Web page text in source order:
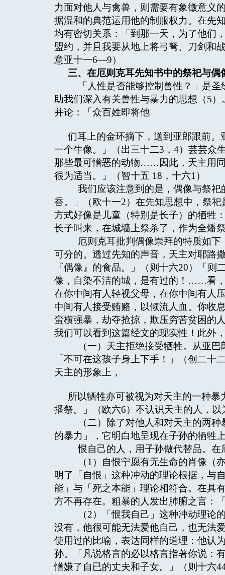
力面对他人与禽兽，则需要有象徵意义
据温和的典范运用他的制服权力。在先
均有密切关系：「到那一天，为了他们
盟约，并且我要从地上将弓弩、刀剑和
意亚十一6—9）
三、在厄则克耳先知书中的祭祀与偶
「人性是否能够控制兽性？」是圣
助我们深入有关兽性与暴力的思想（5
并论：「众百姓即将他
们耳上的金环摘下，送到亚郎跟前
一个牛像。」（出三十二3，4）芸芸众
那些最可憎恶的动物……因此，天主用
很为适当。」（智十五 18，十六1）
我们应该注意到的是，偶像与祭祀
香。」（欧十一2）在先知思想中，祭
方式好像是儿童（特别是长子）的牺牲
长子叫来，在城墙上祭杀了，作为全燔
厄则克耳批判偶像崇拜的特质如下
可分的。透过先知的声音，天主对耶路
『偶像』的食品。」（则十六20）「
像，自染不洁的城，是有过的！……看
在你中间有人轻视父母，在你中间有
中间有人接受贿赂，以倾流人血。你
蛮横强暴，劫夺抢掠，欺压穷苦贫困的
我们可以看到这篇经文的现实性！此外
（一）天主拒绝接受牺牲。从亚巴
「不可在这孩子身上下手！」（创二十
天主的形象上，
所以牺牲亦可被视为对天主的一种
播祭。」（欧六6）不认识天主的人，
（二）除了对他人和对天主的两种
的暴力」，它明白地呈现在子孙的牺牲
恨自己的人，用子孙做代替品。在
（1）自恨宁愿有无生命的肖像（
明了「自恨」这种冲动的理论根据，与
能」与「死之本能」理论相符合。在具
方不再存在。粗暴的人发出肺腑之言：
（2）「恨我自己」这种冲动理论
没有，他很可能无法爱他自己，也无法
使用过的比喻，表达同样的道理：他认
孙。「凡说格言的必以格言指著你说：
憎嫌了自已的丈夫和子女。」（则十六